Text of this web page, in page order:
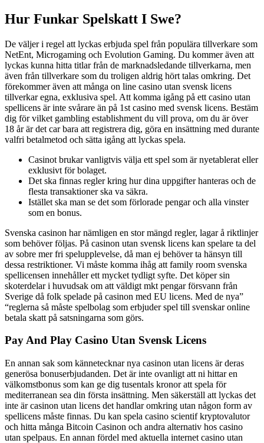
Hur Funkar Spelskatt I Swe?
De väljer i regel att lyckas erbjuda spel från populära tillverkare som
NetEnt, Microgaming och Evolution Gaming. Du kommer även att
lyckas kunna hitta titlar från de marknadsledande tillverkarna, men
även från tillverkare som du troligen aldrig hört talas omkring. Det
förekommer även att många on line casino utan svensk licens
tillverkar egna, exklusiva spel. Att komma igång på ett casino utan
spellicens är inte svårare än på 1st casino med svensk licens. Bestäm
dig för vilket gambling establishment du vill prova, om du är över
18 år är det car bara att registrera dig, göra en insättning med durante
valfri betalmetod och sätta igång att lyckas spela.
Casinot brukar vanligtvis välja ett spel som är nyetablerat eller
exklusivt för bolaget.
Det ska finnas regler kring hur dina uppgifter hanteras och de
flesta transaktioner ska va säkra.
Istället ska man se det som förlorade pengar och alla vinster
som en bonus.
Svenska casinon har nämligen en stor mängd regler, lagar å riktlinjer
som behöver följas. På casinon utan svensk licens kan spelare ta del
av sobre mer fri spelupplevelse, då man ej behöver ta hänsyn till
dessa restriktioner. Vi måste komma ihåg att family room svenska
spellicensen innehåller ett mycket tydligt syfte. Det köper sin
skoterdelar i huvudsak om att väldigt mkt pengar försvann från
Sverige då folk spelade på casinon med EU licens. Med de nya”
“reglerna så måste spelbolag som erbjuder spel till svenskar online
betala skatt på satsningarna som görs.
Pay And Play Casino Utan Svensk Licens
En annan sak som kännetecknar nya casinon utan licens är deras
generösa bonuserbjudanden. Det är inte ovanligt att ni hittar en
välkomstbonus som kan ge dig tusentals kronor att spela för
mediterranean sea din första insättning. Men säkerställ att lyckas det
inte är casinon utan licens det handlar omkring utan någon form av
spellicens måste finnas. Du kan spela casino scientif kryptovalutor
och hitta många Bitcoin Casinon och andra alternativ hos casino
utan spelpaus. En annan fördel med aktuella internet casino utan